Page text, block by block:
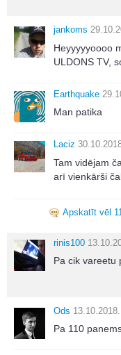
jankoms
Heyyyyyoooo
ULDONS TV,
Earthquake
Man patika
Laciz
Tam vidējam
arī vienkārši
Apskatīt vēl
rinis100
Pa cik vareetu
Ods
Pa 110